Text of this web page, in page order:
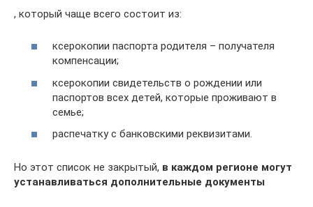
, который чаще всего состоит из:
ксерокопии паспорта родителя – получателя
компенсации;
ксерокопии свидетельств о рождении или
паспортов всех детей, которые проживают в
семье;
распечатку с банковскими реквизитами.
Но этот список не закрытый, в каждом регионе могут
устанавливаться дополнительные документы